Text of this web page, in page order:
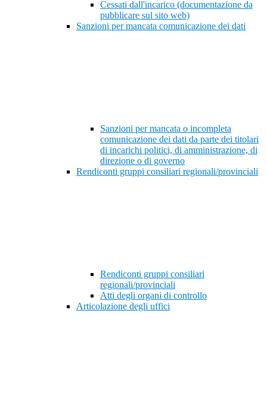
Cessati dall'incarico (documentazione da
pubblicare sul sito web)
Sanzioni per mancata comunicazione dei dati
Sanzioni per mancata o incompleta
comunicazione dei dati da parte dei titolari
di incarichi politici, di amministrazione, di
direzione o di governo
Rendiconti gruppi consiliari regionali/provinciali
Rendiconti gruppi consiliari
regionali/provinciali
Atti degli organi di controllo
Articolazione degli uffici